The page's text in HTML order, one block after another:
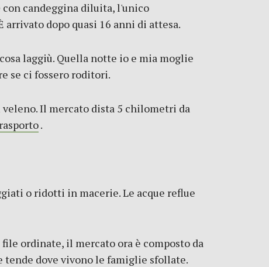
con candeggina diluita, l'unico
dopo quasi 16 anni di attesa.
laggiù. Quella notte io e mia moglie
se ci fossero roditori.
Il mercato dista 5 chilometri da
.
o ridotti in macerie. Le acque reflue
ordinate, il mercato ora è composto da
dove vivono le famiglie sfollate.